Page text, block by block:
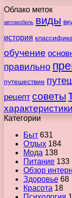
Облако меток
автомобиль виды
история
обучение
правильно
путешествие
рецепт советы
характеристики
Категории
Быт 631
Отдых 184
Мода 138
Питание 133
Обзор
Здоровье 68
Красота 18